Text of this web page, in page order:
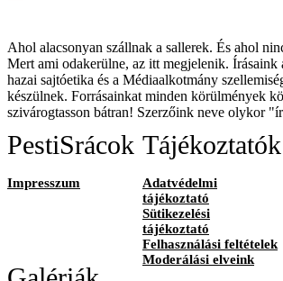
Ahol alacsonyan szállnak a sallerek. És ahol
Mert ami odakerülne, az itt megjelenik. Írásaink
hazai sajtóetika és a Médiaalkotmány
készülnek. Forrásainkat minden körülmények
szivárogtasson bátran! Szerzőink neve olykor
PestiSrácok
Impresszum
Tájékoztatók
Adatvédelmi
tájékoztató
Sütikezelési
tájékoztató
Felhasználási feltételek
Moderálási elveink